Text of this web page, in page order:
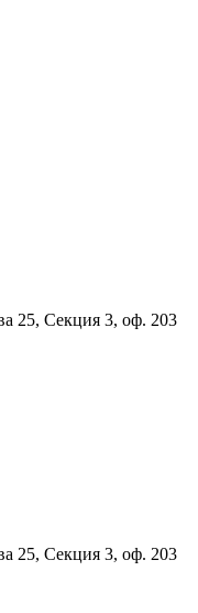
25, Секция 3, оф. 203
25, Секция 3, оф. 203